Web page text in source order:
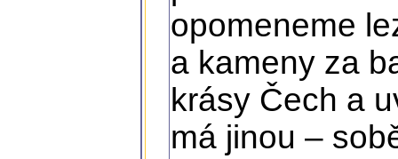
opomeneme
a kameny za
krásy Čech a
má jinou –